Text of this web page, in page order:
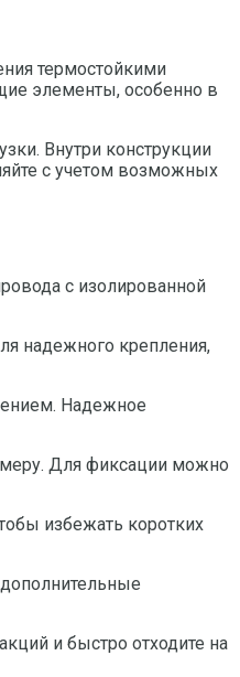
термостойкими
элементы, особенно в
Внутри конструкции
с учетом возможных
с изолированной
надежного крепления,
Надежное
Для фиксации можно
избежать коротких
дополнительные
и быстро отходите на